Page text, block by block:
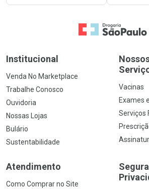
Ir para a Home
Institucional
Venda No Marketplace
Trabalhe Conosco
Ouvidoria
Nossas Lojas
Bulário
Sustentabilidade
Vacinas
Exames
Serviços
Atendimento
Como Comprar no Site